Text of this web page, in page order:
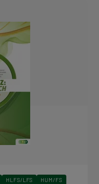
HLFS/LFS
HUM/FS